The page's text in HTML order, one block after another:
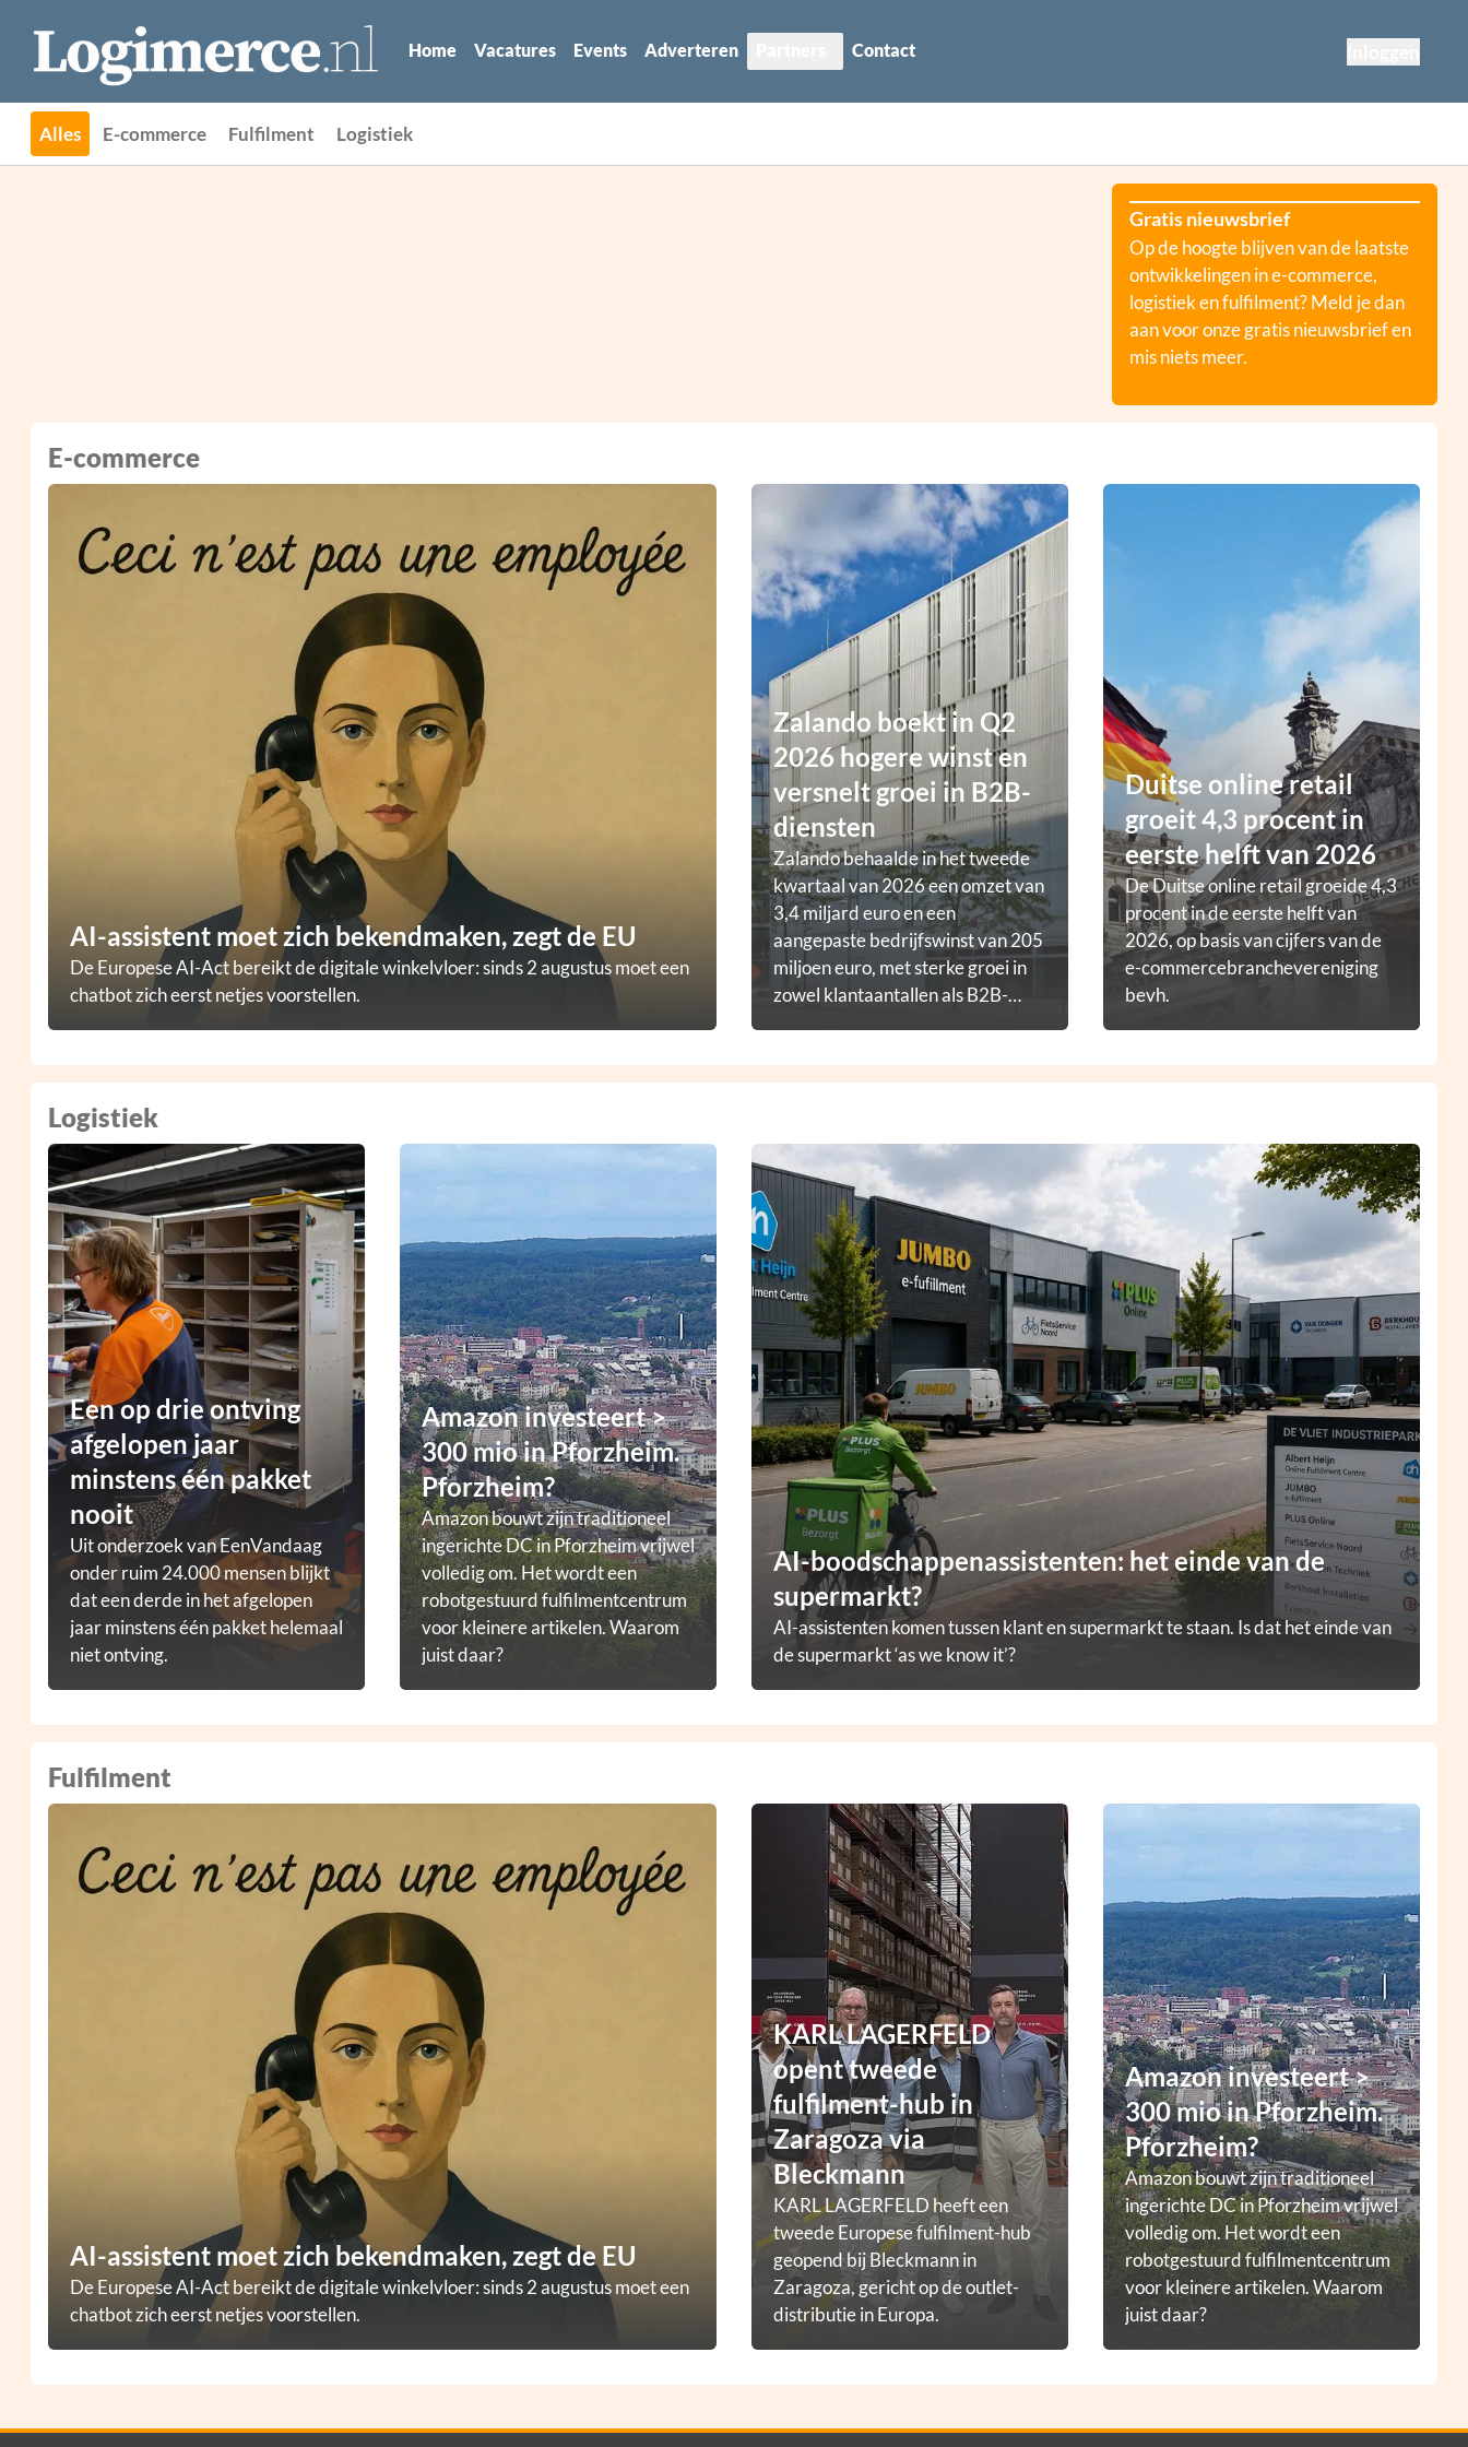
Home Vacatures Events Adverteren Contact
Alles E-commerce Fulfilment Logistiek
Gratis nieuwsbrief
Op de hoogte blijven van de laatste
ontwikkelingen in e-commerce,
logistiek en fulfilment? Meld je dan
aan voor onze gratis nieuwsbrief en
mis niets meer.
E-commerce
AI-assistent moet zich bekendmaken, zegt de EU
De Europese AI-Act bereikt de digitale winkelvloer: sinds 2 augustus moet een
chatbot zich eerst netjes voorstellen.
Zalando boekt in Q2
2026 hogere winst en
versnelt groei in B2B-
diensten
Zalando behaalde in het tweede
kwartaal van 2026 een omzet van
3,4 miljard euro en een
aangepaste bedrijfswinst van 205
miljoen euro, met sterke groei in
zowel klantaantallen als B2B-
Duitse online retail
groeit 4,3 procent in
eerste helft van 2026
De Duitse online retail groeide 4,3
procent in de eerste helft van
2026, op basis van cijfers van de
e-commercebranchevereniging
bevh.
Logistiek
AI-boodschappenassistenten: het einde van de
supermarkt?
AI-assistenten komen tussen klant en supermarkt te staan. Is dat het einde van
de supermarkt ‘as we know it’?
Een op drie ontving
afgelopen jaar
minstens één pakket
nooit
Uit onderzoek van EenVandaag
onder ruim 24.000 mensen blijkt
dat een derde in het afgelopen
jaar minstens één pakket helemaal
niet ontving.
Amazon investeert >
300 mio in Pforzheim.
Pforzheim?
Amazon bouwt zijn traditioneel
ingerichte DC in Pforzheim vrijwel
volledig om. Het wordt een
robotgestuurd fulfilmentcentrum
voor kleinere artikelen. Waarom
juist daar?
Fulfilment
AI-assistent moet zich bekendmaken, zegt de EU
De Europese AI-Act bereikt de digitale winkelvloer: sinds 2 augustus moet een
chatbot zich eerst netjes voorstellen.
KARL LAGERFELD
opent tweede
fulfilment-hub in
Zaragoza via
Bleckmann
KARL LAGERFELD heeft een
tweede Europese fulfilment-hub
geopend bij Bleckmann in
Zaragoza, gericht op de outlet-
distributie in Europa.
Amazon investeert >
300 mio in Pforzheim.
Pforzheim?
Amazon bouwt zijn traditioneel
ingerichte DC in Pforzheim vrijwel
volledig om. Het wordt een
robotgestuurd fulfilmentcentrum
voor kleinere artikelen. Waarom
juist daar?